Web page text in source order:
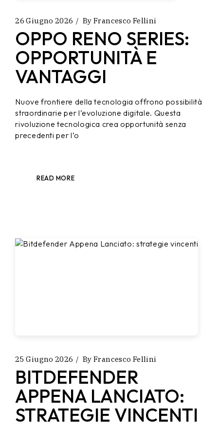
26 Giugno 2026 By Francesco Fellini
OPPO RENO SERIES:
OPPORTUNITÀ E
VANTAGGI
Nuove frontiere della tecnologia offrono possibilità
straordinarie per l’evoluzione digitale. Questa
rivoluzione tecnologica crea opportunità senza
precedenti per l’o
READ MORE
25 Giugno 2026 By Francesco Fellini
BITDEFENDER
APPENA LANCIATO:
STRATEGIE VINCENTI